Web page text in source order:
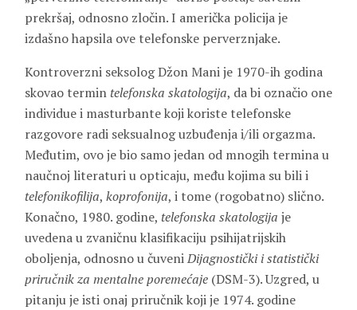
prekršaj, odnosno zločin. I američka policija je
izdašno hapsila ove telefonske perverznjake.
Kontroverzni seksolog Džon Mani je 1970-ih godina
skovao termin telefonska skatologija, da bi označio one
individue i masturbante koji koriste telefonske
razgovore radi seksualnog uzbuđenja i/ili orgazma.
Međutim, ovo je bio samo jedan od mnogih termina u
naučnoj literaturi u opticaju, među kojima su bili i
telefonikofilija, koprofonija, i tome (rogobatno) slično.
Konačno, 1980. godine, telefonska skatologija je
uvedena u zvaničnu klasifikaciju psihijatrijskih
oboljenja, odnosno u čuveniDijagnostički i statistički
priručnik za mentalne poremećaje (DSM-3). Uzgred, u
pitanju je isti onaj priručnik koji je 1974. godine